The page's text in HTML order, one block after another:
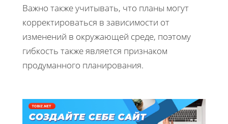
Важно также учитывать, что планы могут
корректироваться в зависимости от
изменений в окружающей среде, поэтому
гибкость также является признаком
продуманного планирования.